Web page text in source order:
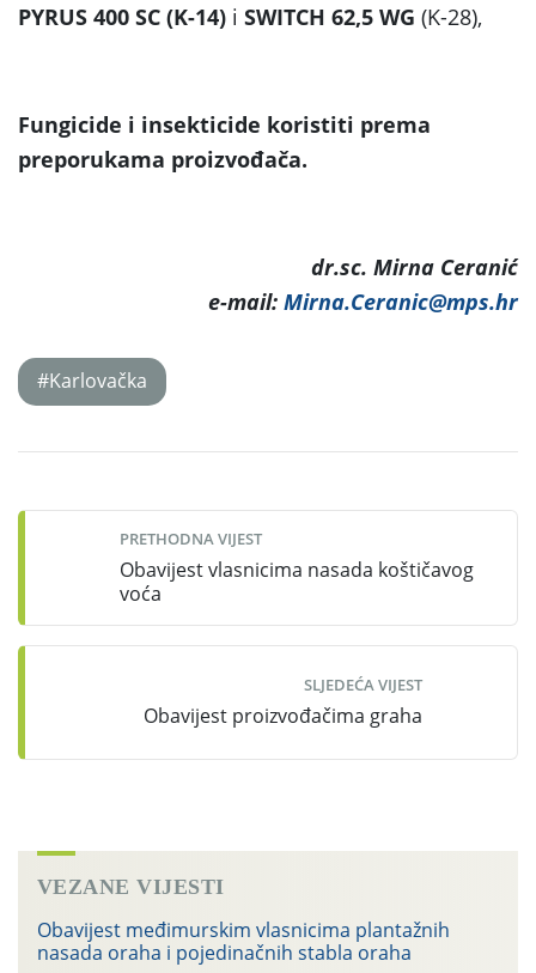
PYRUS 400 SC (K-14) i SWITCH 62,5 WG (K-28),
Fungicide i insekticide koristiti prema
preporukama proizvođača.
dr.sc. Mirna Ceranić
e-mail: Mirna.Ceranic@mps.hr
#Karlovačka
navigation
PRETHODNA VIJEST
Obavijest vlasnicima nasada koštičavog
voća
SLJEDEĆA VIJEST
Obavijest proizvođačima graha
VEZANE VIJESTI
Obavijest međimurskim vlasnicima plantažnih
nasada oraha i pojedinačnih stabla oraha